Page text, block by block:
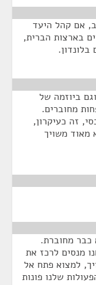
אם קהל היעד
בארצות הברית,
ביוזמה של
מחוברים.
זה כעיקרון,
מאוד משויך
מחוברת.
מנסים לרכז את
למצוא פתח אל
שלנו פונות